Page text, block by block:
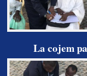
La cojem